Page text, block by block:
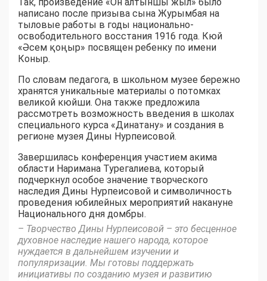
написано после призыва сына Журымбая на
тыловые работы в годы национально-
освободительного восстания 1916 года. Кюй
«Әсем қоңыр» посвящен ребенку по имени
Коныр.
По словам педагога, в школьном музее бережно
хранятся уникальные материалы о потомках
великой кюйши. Она также предложила
рассмотреть возможность введения в школах
специального курса «Динатану» и создания в
регионе музея Дины Нурпеисовой.
Завершилась конференция участием акима
области Наримана Турегалиева, который
подчеркнул особое значение творческого
наследия Дины Нурпеисовой и символичность
проведения юбилейных мероприятий накануне
Национального дня домбры.
– Творчество Дины Нурпеисовой – это бесценное
духовное наследие нашего народа, которое
нуждается в дальнейшем изучении и
популяризации. Мы готовы поддержать
инициативы по созданию музея и развитию